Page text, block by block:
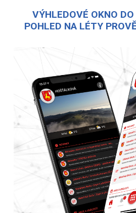
VÝHLEDOVÉ OKNO
POHLED NA LÉTY